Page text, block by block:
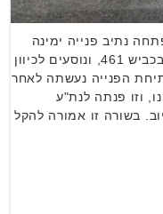
נתיב פנייה ימינה
נוסף בצומת סביון, לבאים מכיוון מזרח בכביש 461, ונוסעים לכיוון
אלכנסדרוני (כביש 4622). פתיחת הפנייה נעשתה לאחר
וזו פנתה לנת"ע
בשורה זו אמורה להקל